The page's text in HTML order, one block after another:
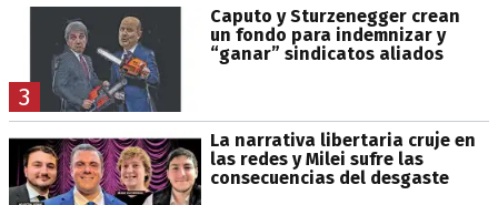
3
Caputo y Sturzenegger crean
un fondo para indemnizar y
“ganar” sindicatos aliados
La narrativa libertaria cruje en
las redes y Milei sufre las
consecuencias del desgaste